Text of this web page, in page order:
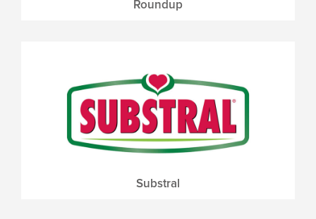
Roundup
Substral